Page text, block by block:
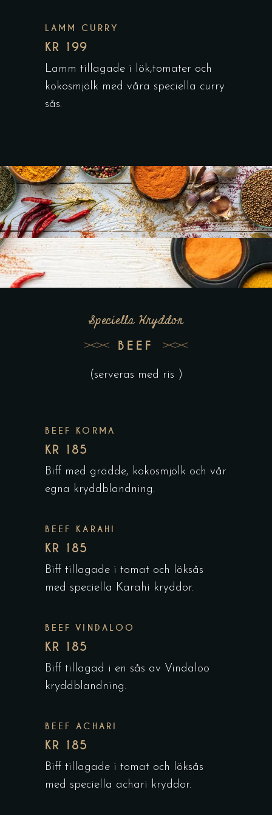
LAMM CURRY
KR 199
Lamm tillagade i lök,tomater och
kokosmjölk med våra speciella curry
sås.
Speciella Kryddor
BEEF
(serveras med ris )
BEEF KORMA
KR 185
Biff med grädde, kokosmjölk och vår
egna kryddblandning.
BEEF KARAHI
KR 185
Biff tillagade i tomat och löksås
med speciella Karahi kryddor.
BEEF VINDALOO
KR 185
Biff tillagad i en sås av Vindaloo
kryddblandning.
BEEF ACHARI
KR 185
Biff tillagade i tomat och löksås
med speciella achari kryddor.